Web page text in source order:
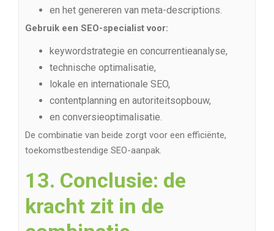
en het genereren van meta-descriptions.
Gebruik een SEO-specialist voor:
keywordstrategie en concurrentieanalyse,
technische optimalisatie,
lokale en internationale SEO,
contentplanning en autoriteitsopbouw,
en conversieoptimalisatie.
De combinatie van beide zorgt voor een efficiënte,
toekomstbestendige SEO-aanpak.
13. Conclusie: de
kracht zit in de